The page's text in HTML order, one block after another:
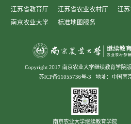
江苏省教育厅
江苏省农业农村厅
江
南京农业大学
标准地图服务
Copyright 2017 南京农业大学继续教育学院
苏ICP备11055736号-3 地址：中国南
南京农业大学继续教育学院